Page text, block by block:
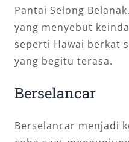
Pantai Selong
yang menyebut
seperti Hawai berkat
yang begitu terasa.
Berselancar
Berselancar menjadi